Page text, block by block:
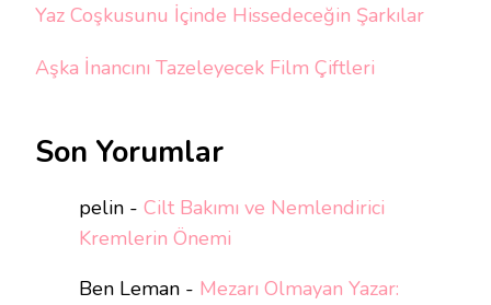
Yaz Coşkusunu İçinde Hissedeceğin Şarkılar
Aşka İnancını Tazeleyecek Film Çiftleri
Son Yorumlar
pelin - Cilt Bakımı ve Nemlendirici
Kremlerin Önemi
Ben Leman - Mezarı Olmayan Yazar: